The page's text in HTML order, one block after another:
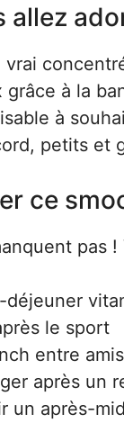
allez
grâce à la
à
petits et
ce
pas
le sport
entre amis
après un
un après-